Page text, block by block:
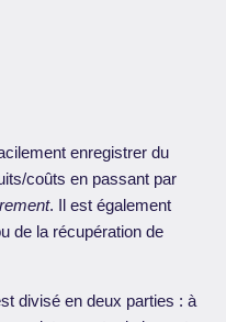
enregistrer du
coûts en passant par
. Il est également
de la récupération de
divisé en deux parties : à